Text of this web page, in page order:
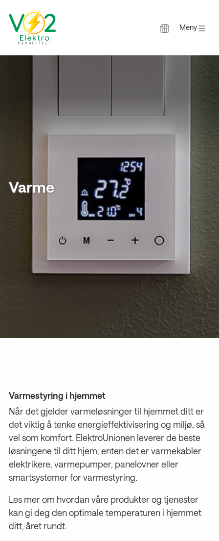
Gå
Meny
Varme
Varmestyring i hjemmet
Når det gjelder varmeløsninger til hjemmet ditt er
det viktig å tenke energieffektivisering og miljø, så
vel som komfort. ElektroUnionen leverer de beste
løsningene til ditt hjem, enten det er varmekabler
elektrikere, varmepumper, panelovner eller
smartsystemer for varmestyring.
Les mer om hvordan våre produkter og tjenester
kan gi deg den optimale temperaturen i hjemmet
ditt, året rundt.